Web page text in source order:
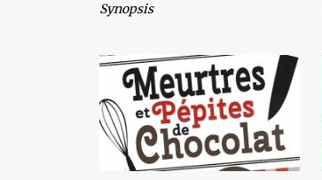
Synopsis